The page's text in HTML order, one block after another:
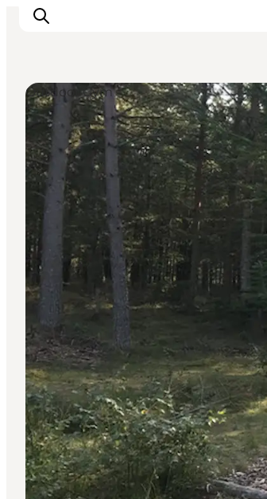
Inspiratie
Bestemmingen
Wat te doen
Accommodaties
Plan je reis
Outdoor Gym